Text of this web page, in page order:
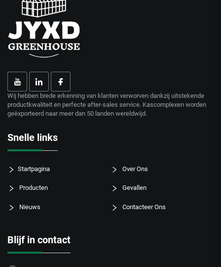
Wij hebben brede erkenning van klanten verworven dankzij uitstekende
productkwaliteit en perfecte after-sales service. Kascomplexen worden
geëxporteerd naar meer dan 50 landen wereldwijd.
Snelle links
Startpagina Over Ons
Producten Gevallen
Nieuws Contacteer Ons
Blijf in contact